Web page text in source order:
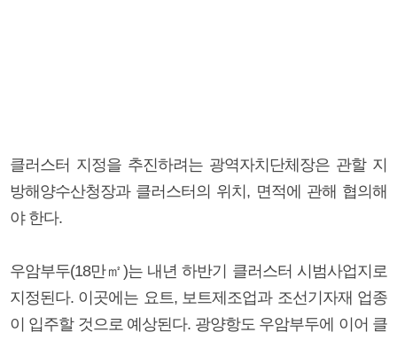
클러스터 지정을 추진하려는 광역자치단체장은 관할 지
방해양수산청장과 클러스터의 위치, 면적에 관해 협의해
야 한다.
우암부두(18만㎡)는 내년 하반기 클러스터 시범사업지로
지정된다. 이곳에는 요트, 보트제조업과 조선기자재 업종
이 입주할 것으로 예상된다. 광양항도 우암부두에 이어 클